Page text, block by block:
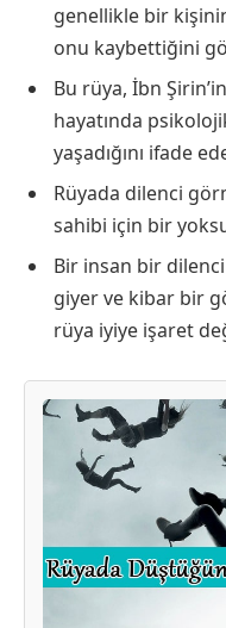
genellikle bir
onu kaybettiğini
Bu rüya, İbn
hayatında
yaşadığını ifade
Rüyada dilenci
sahibi için bir
Bir insan bir
giyer ve kibar bir
rüya iyiye işaret